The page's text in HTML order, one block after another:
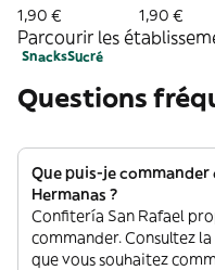
1,90 €
1,90 €
Parcourir les
SnacksSucré
Questions
Que puis-je commander
Hermanas ?
Confitería San Rafael
commander. Consultez
que vous souhaitez